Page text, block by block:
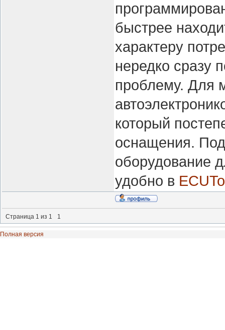
быстрее
характеру
нередко сразу
проблему. Для
который
оснащения.
оборудование
удобно в
Страница 1 из 1 1
Полная версия